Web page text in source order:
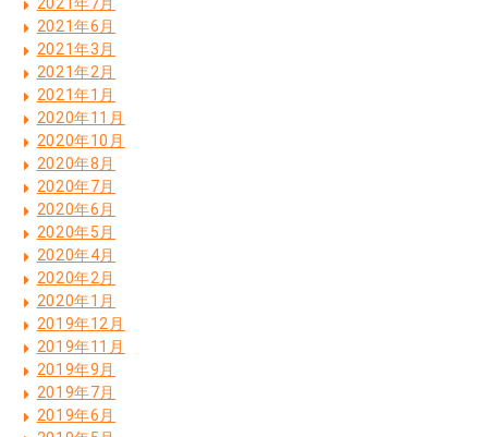
2021年7月
2021年6月
2021年3月
2021年2月
2021年1月
2020年11月
2020年10月
2020年8月
2020年7月
2020年6月
2020年5月
2020年4月
2020年2月
2020年1月
2019年12月
2019年11月
2019年9月
2019年7月
2019年6月